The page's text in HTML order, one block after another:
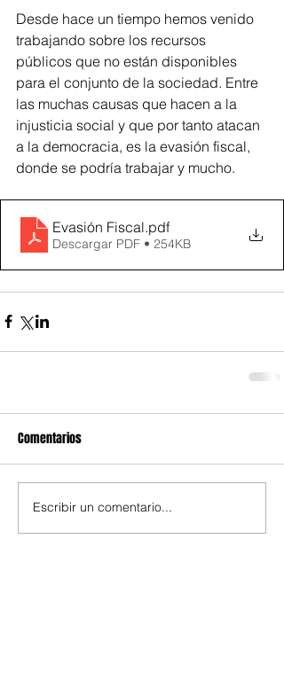
Desde hace un tiempo hemos venido
trabajando sobre los recursos
públicos que no están disponibles
para el conjunto de la sociedad. Entre
las muchas causas que hacen a la
injusticia social y que por tanto atacan
a la democracia, es la evasión fiscal,
donde se podría trabajar y mucho.
Evasión Fiscal.pdf
Descargar PDF • 254KB
Comentarios
Escribir un comentario...